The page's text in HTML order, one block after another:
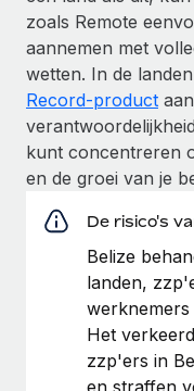
zoals Remote
aannemen met
wetten. In de
Record-product
kunt concentreren
en de groei van je
De risico's
Belize
landen,
werknemers
Het
zzp'ers in
en straffen